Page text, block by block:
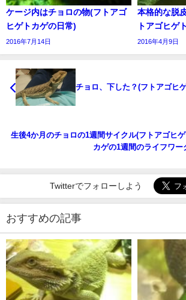
ケージ内はチョロの物(フトアゴ
ヒゲトカゲの日常)
2016年7月14日
本格的な脱
トアゴヒゲ
2016年4月9日
チョロ、下した？(フトアゴヒ
生後4か月のチョロの1週間サイクル(フトアゴヒゲ
カゲの1週間のライフワー
Twitterでフォローしよう
おすすめの記事